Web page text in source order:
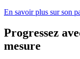
En savoir plus sur son
Progressez
mesure